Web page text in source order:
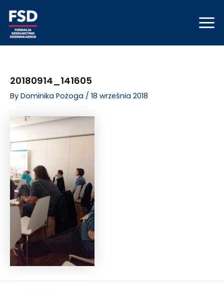
content
20180914_141605
By Dominika Pożoga / 18 września 2018
navigation